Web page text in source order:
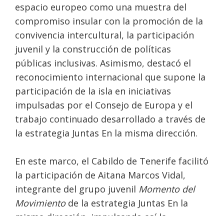
espacio europeo como una muestra del
compromiso insular con la promoción de la
convivencia intercultural, la participación
juvenil y la construcción de políticas
públicas inclusivas. Asimismo, destacó el
reconocimiento internacional que supone la
participación de la isla en iniciativas
impulsadas por el Consejo de Europa y el
trabajo continuado desarrollado a través de
la estrategia Juntas En la misma dirección.
En este marco, el Cabildo de Tenerife facilitó
la participación de Aitana Marcos Vidal,
integrante del grupo juvenil Momento del
Movimientode la estrategia Juntas En la